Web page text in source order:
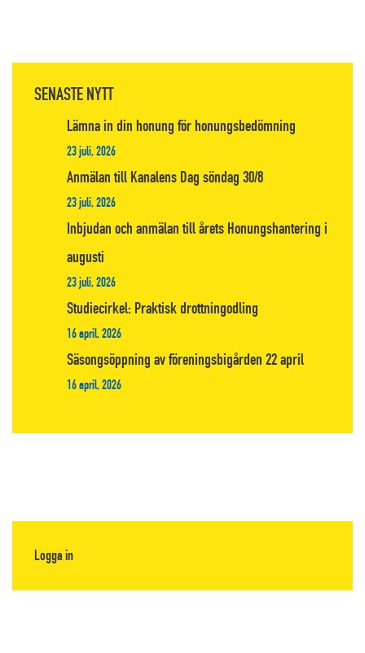
SENASTE NYTT
Lämna in din honung för honungsbedömning
23 juli, 2026
Anmälan till Kanalens Dag söndag 30/8
23 juli, 2026
Inbjudan och anmälan till årets Honungshantering i
augusti
23 juli, 2026
Studiecirkel: Praktisk drottningodling
16 april, 2026
Säsongsöppning av föreningsbigården 22 april
16 april, 2026
Logga in